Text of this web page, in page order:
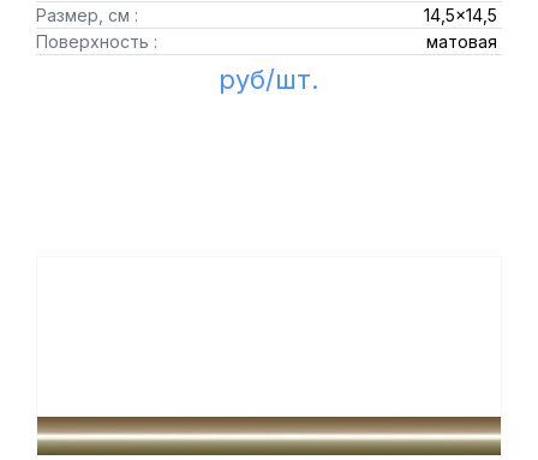
Размер, см :
14,5x14,5
Поверхность :
матовая
руб/шт.